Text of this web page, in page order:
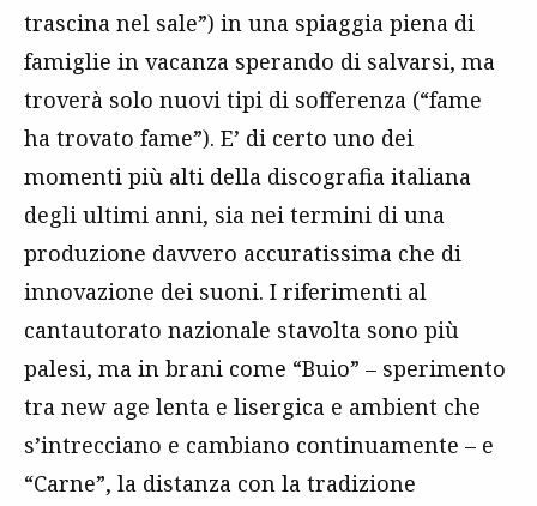
trascina nel sale”) in una spiaggia piena di
famiglie in vacanza sperando di salvarsi, ma
troverà solo nuovi tipi di sofferenza (“fame
ha trovato fame”). E’ di certo uno dei
momenti più alti della discografia italiana
degli ultimi anni, sia nei termini di una
produzione davvero accuratissima che di
innovazione dei suoni. I riferimenti al
cantautorato nazionale stavolta sono più
palesi, ma in brani come “Buio” – sperimento
tra new age lenta e lisergica e ambient che
s’intrecciano e cambiano continuamente – e
“Carne”, la distanza con la tradizione